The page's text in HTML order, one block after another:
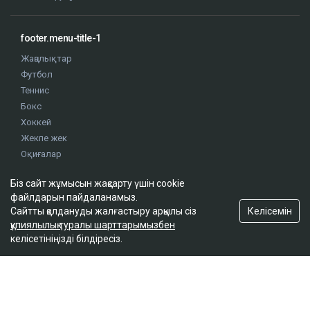
footer.menu-title-1
Жаңалықтар
Футбол
Теннис
Бокс
Хоккей
Жекпе жек
Оқиғалар
footer.menu-title-2
О проекте
Правила сайта
Біз сайт жұмысын жақсарту үшін cookie
файлдарын пайдаланамыз.
Сайтты қолдануды жалғастыру арқылы сіз
құпиялылық туралы шарттарымызбен
келісетініңізді білдіресіз.
Келісемін